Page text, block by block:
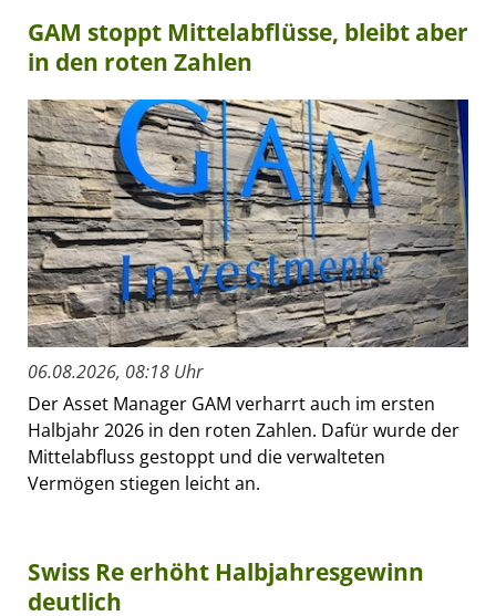
GAM stoppt Mittelabflüsse, bleibt aber
in den roten Zahlen
06.08.2026, 08:18 Uhr
Der Asset Manager GAM verharrt auch im ersten
Halbjahr 2026 in den roten Zahlen. Dafür wurde der
Mittelabfluss gestoppt und die verwalteten
Vermögen stiegen leicht an.
Swiss Re erhöht Halbjahresgewinn
deutlich